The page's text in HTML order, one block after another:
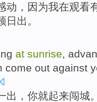
动， 因为我在观看
日出。
at sunrise,
come out against
出， 你就起来闯城